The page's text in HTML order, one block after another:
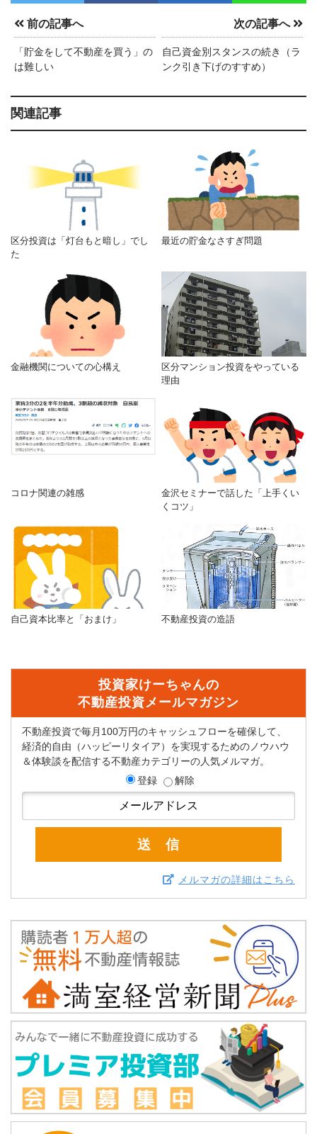
前の記事へ
「貯金をして不動産を買う」の
は難しい
次の記事へ
自己資金別スタンスの続き（ラ
ンク引き下げのすすめ）
関連記事
区分投資は「灯台もと暗し」でし
た
最近の貯金なさすぎ問題
金融機関についての心構え
区分マンション投資をやっている
理由
コロナ関連の雑感
金沢セミナーで話した「上手くい
くコツ」
自己資本比率と「おまけ」 不動産投資の造語
投資家けーちゃんの
不動産投資メールマガジン
不動産投資で毎月100万円のキャッシュフローを確保して、
経済的自由（ハッピーリタイア）を実現するためのノウハウ
＆体験談を配信する不動産カテゴリーの人気メルマガ。
登録
解除
メルマガの詳細はこちら